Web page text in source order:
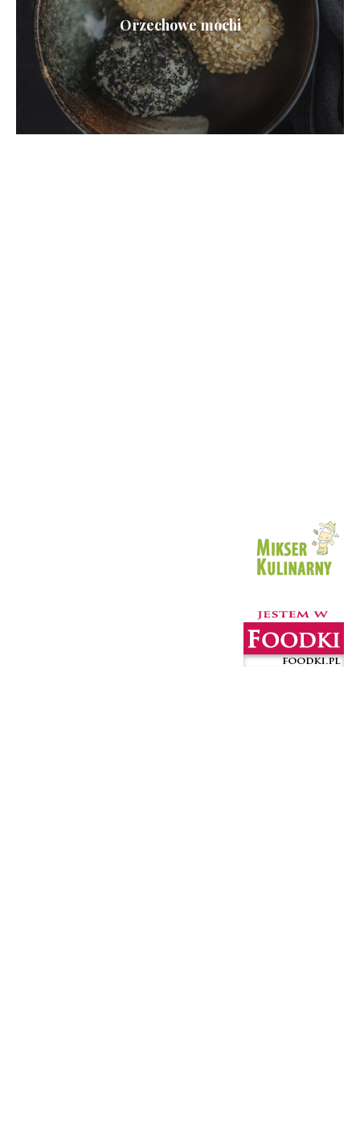
Orzechowe mochi